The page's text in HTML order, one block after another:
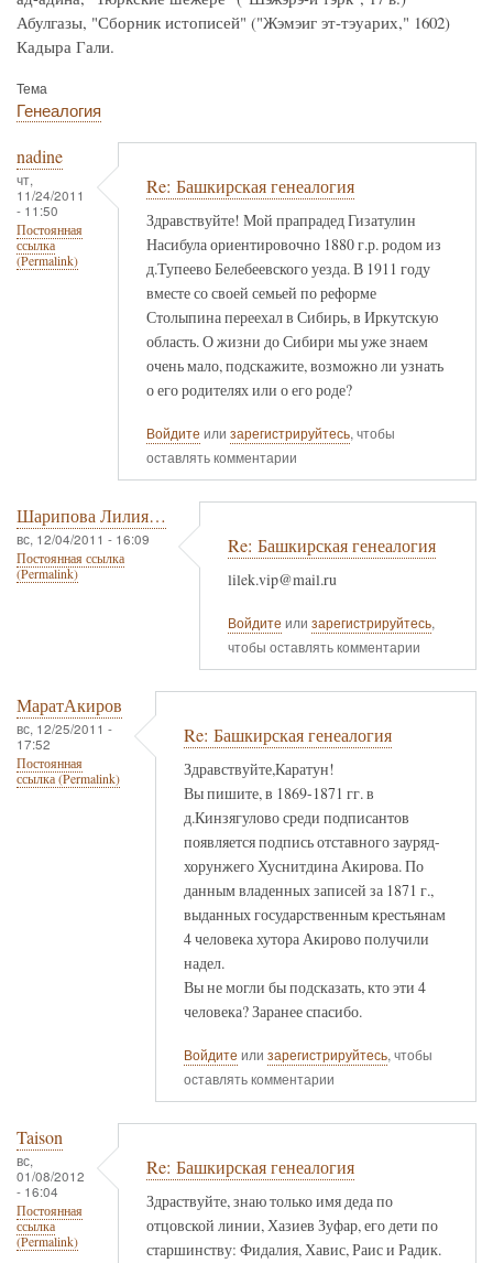
Абулгазы, "Сборник истописей" ("Жэмэиг эт-тэуарих," 1602)
Кадыра Гали.
Тема
Генеалогия
nadine
чт,
11/24/2011
- 11:50
Постоянная
ссылка
(Permalink)
Re: Башкирская генеалогия
Здравствуйте! Мой прапрадед Гизатулин
Насибула ориентировочно 1880 г.р. родом из
д.Тупеево Белебеевского уезда. В 1911 году
вместе со своей семьей по реформе
Столыпина переехал в Сибирь, в Иркутскую
область. О жизни до Сибири мы уже знаем
очень мало, подскажите, возможно ли узнать
о его родителях или о его роде?
Войдите или зарегистрируйтесь, чтобы
оставлять комментарии
Шарипова Лилия…
вс, 12/04/2011 - 16:09
Постоянная ссылка
(Permalink)
Re: Башкирская генеалогия
lilek.vip@mail.ru
Войдите или зарегистрируйтесь,
чтобы оставлять комментарии
МаратАкиров
вс, 12/25/2011 -
17:52
Постоянная
ссылка (Permalink)
Re: Башкирская генеалогия
Здравствуйте,Каратун!
Вы пишите, в 1869-1871 гг. в
д.Кинзягулово среди подписантов
появляется подпись отставного зауряд-
хорунжего Хуснитдина Акирова. По
данным владенных записей за 1871 г.,
выданных государственным крестьянам
4 человека хутора Акирово получили
надел.
Вы не могли бы подсказать, кто эти 4
человека? Заранее спасибо.
Войдите или зарегистрируйтесь, чтобы
оставлять комментарии
Taison
вс,
01/08/2012
- 16:04
Постоянная
ссылка
(Permalink)
Re: Башкирская генеалогия
Здраствуйте, знаю только имя деда по
отцовской линии, Хазиев Зуфар, его дети по
старшинству: Фидалия, Хавис, Раис и Радик.